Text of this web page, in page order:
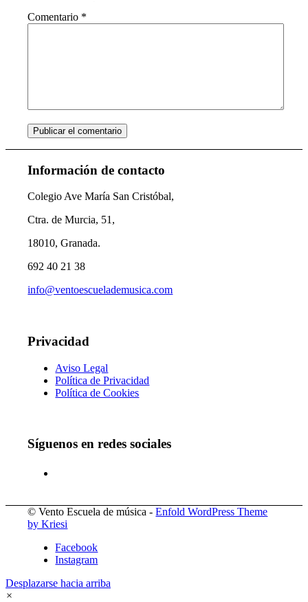
Comentario *
Información de contacto
Colegio Ave María San Cristóbal,
Ctra. de Murcia, 51,
18010, Granada.
692 40 21 38
info@ventoescuelademusica.com
Privacidad
Aviso Legal
Política de Privacidad
Política de Cookies
Síguenos en redes sociales
© Vento Escuela de música -Enfold WordPress Theme
by Kriesi
Facebook
Instagram
Desplazarse hacia arriba
×